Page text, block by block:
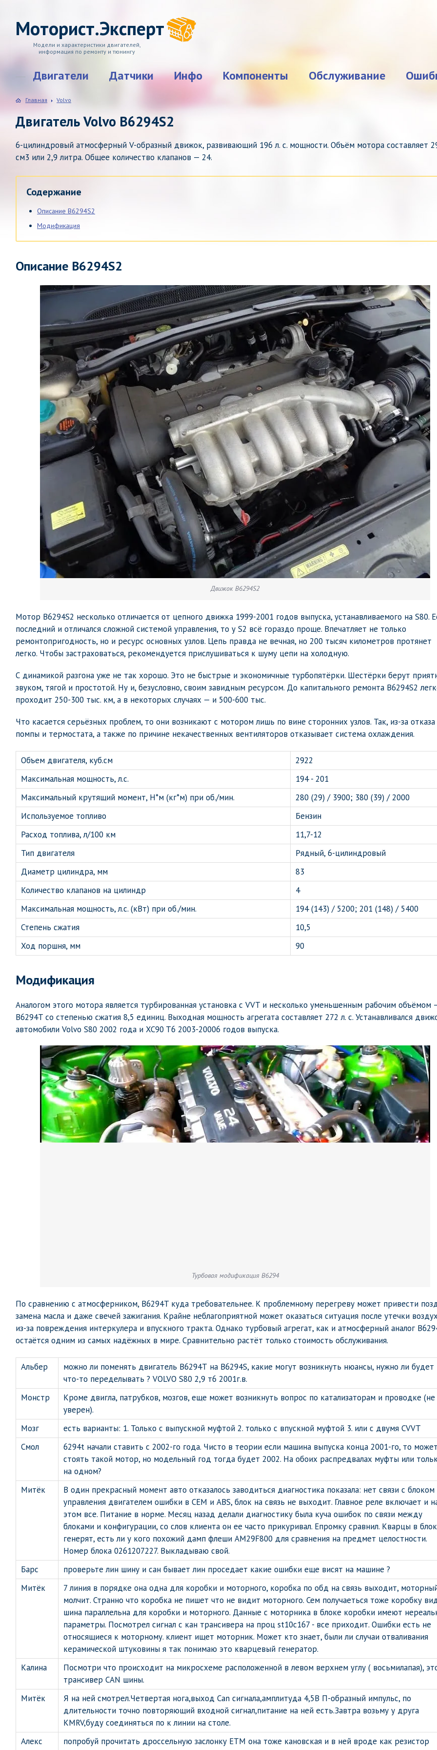
Моторист.Эксперт
Модели и характеристики двигателей,
информация по ремонту и тюнингу
Двигатели Датчики Инфо Компоненты Обслуживание
Главная Volvo
Двигатель Volvo B6294S2
6-цилиндровый атмосферный V-образный движок, развивающий 196 л. с. мощности. Объём мотора составляет
см3 или 2,9 литра. Общее количество клапанов — 24.
Содержание
Описание B6294S2
Модификация
Описание B6294S2
Движок B6294S2
Мотор B6294S2 несколько отличается от цепного движка 1999-2001 годов выпуска, устанавливаемого на S80.
последний и отличался сложной системой управления, то у S2 всё гораздо проще. Впечатляет не только
ремонтопригодность, но и ресурс основных узлов. Цепь правда не вечная, но 200 тысяч километров протянет
легко. Чтобы застраховаться, рекомендуется прислушиваться к шуму цепи на холодную.
С динамикой разгона уже не так хорошо. Это не быстрые и экономичные турбопятёрки. Шестёрки берут
звуком, тягой и простотой. Ну и, безусловно, своим завидным ресурсом. До капитального ремонта B6294S2
проходит 250-300 тыс. км, а в некоторых случаях — и 500-600 тыс.
Что касается серьёзных проблем, то они возникают с мотором лишь по вине сторонних узлов. Так, из-за отказа
помпы и термостата, а также по причине некачественных вентиляторов отказывает система охлаждения.
Объем двигателя, куб.см
2922
Максимальная мощность, л.с.
194 - 201
Максимальный крутящий момент, Н*м (кг*м) при об./мин.
280 (29) / 3900; 380 (39) / 2000
Используемое топливо
Бензин
Расход топлива, л/100 км
11,7-12
Тип двигателя
Рядный, 6-цилиндровый
Диаметр цилиндра, мм
83
Количество клапанов на цилиндр
4
Максимальная мощность, л.с. (кВт) при об./мин.
194 (143) / 5200; 201 (148) / 5400
Степень сжатия
10,5
Ход поршня, мм
90
Модификация
Аналогом этого мотора является турбированная установка с VVT и несколько уменьшенным рабочим объёмом
B6294T со степенью сжатия 8,5 единиц. Выходная мощность агрегата составляет 272 л. с. Устанавливался
автомобили Volvo S80 2002 года и XC90 T6 2003-20006 годов выпуска.
Турбовая модификация B6294
По сравнению с атмосферником, B6294T куда требовательнее. К проблемному перегреву может привести
замена масла и даже свечей зажигания. Крайне неблагоприятной может оказаться ситуация после утечки
из-за повреждения интеркулера и впускного тракта. Однако турбовый агрегат, как и атмосферный аналог
остаётся одним из самых надёжных в мире. Сравнительно растёт только стоимость обслуживания.
Альбер
можно ли поменять двигатель В6294Т на В6294S, какие могут возникнуть нюансы, нужно ли будет
что-то переделывать ? VOLVO S80 2,9 т6 2001г.в.
Монстр
Кроме двигла, патрубков, мозгов, еще может возникнуть вопрос по катализаторам и проводке (не
уверен).
Мозг
есть варианты: 1. Только с выпускной муфтой 2. только с впускной муфтой 3. или с двумя CVVT
Смол
6294t начали ставить с 2002-го года. Чисто в теории если машина выпуска конца 2001-го, то
стоять такой мотор, но модельный год тогда будет 2002. На обоих распредвалах муфты или
на одном?
Митёк
В один прекрасный момент авто отказалось заводиться диагностика показала: нет связи с блоком
управления двигателем ошибки в СЕМ и ABS, блок на связь не выходит. Главное реле включает и
этом все. Питание в норме. Месяц назад делали диагностику была куча ошибок по связи между
блоками и конфигурации, со слов клиента он ее часто прикуривал. Епромку сравнил. Кварцы в
генерят, есть ли у кого похожий дамп флеши АМ29F800 для сравнения на предмет целостности.
Номер блока 0261207227. Выкладываю свой.
Барс
проверьте лин шину и сан бывает лин проседает какие ошибки еще висят на машине ?
Митёк
7 линия в порядке она одна для коробки и моторного, коробка по обд на связь выходит,
молчит. Странно что коробка не пишет что не видит моторного. Сем получаеться тоже коробку
шина параллельна для коробки и моторного. Данные с моторника в блоке коробки имеют
параметры. Посмотрел сигнал с кан трансивера на проц st10c167 - все приходит. Ошибки есть не
относящиеся к моторному. клиент ищет моторник. Может кто знает, были ли случаи отваливания
керамической штуковины я так понимаю это кварцевый генератор.
Калина
Посмотри что происходит на микросхеме расположенной в левом верхнем углу ( восьмилапая),
трансивер CAN шины.
Митёк
Я на ней смотрел.Четвертая нога,выход Can сигнала,амплитуда 4,5В П-образный импульс, по
длительности точно повторяющий входной сигнал,питание на ней есть.Завтра возьму у друга
KMRV,буду соединяться по к линии на столе.
Алекс
попробуй прочитать дроссельную заслонку ЕТМ она тоже кановская и в ней вроде как резистор